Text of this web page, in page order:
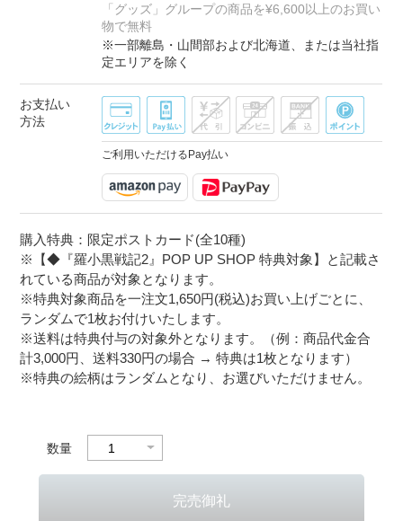
「グッズ」グループの商品を¥6,600以上のお買い
物で無料
※一部離島・山間部および北海道、または当社指
定エリアを除く
お支払い
方法
ご利用いただけるPay払い
購入特典：限定ポストカード(全10種)
※【◆『羅小黒戦記2』POP UP SHOP 特典対象】と記載さ
れている商品が対象となります。
※特典対象商品を一注文1,650円(税込)お買い上げごとに、
ランダムで1枚お付けいたします。
※送料は特典付与の対象外となります。（例：商品代金合
計3,000円、送料330円の場合 → 特典は1枚となります）
※特典の絵柄はランダムとなり、お選びいただけません。
数量